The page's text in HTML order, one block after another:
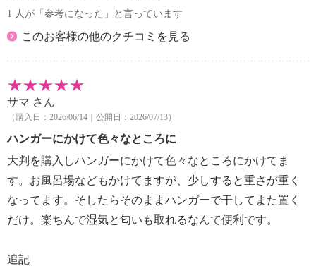
1 人が「参考になった」と言っています
このお客様の他のクチコミを見る
サマ さん
（購入日：2026/06/14｜公開日：2026/07/13）
ハンガーにかけて色々なところに
大判を購入しハンガーにかけて色々なところにかけてま
す。お風呂場などもかけてますが、少しすると重さが重く
なってます。そしたらそのままハンガーで干してまた置く
だけ。楽ちんで湿気と匂いも取れるなんて便利です。
追記